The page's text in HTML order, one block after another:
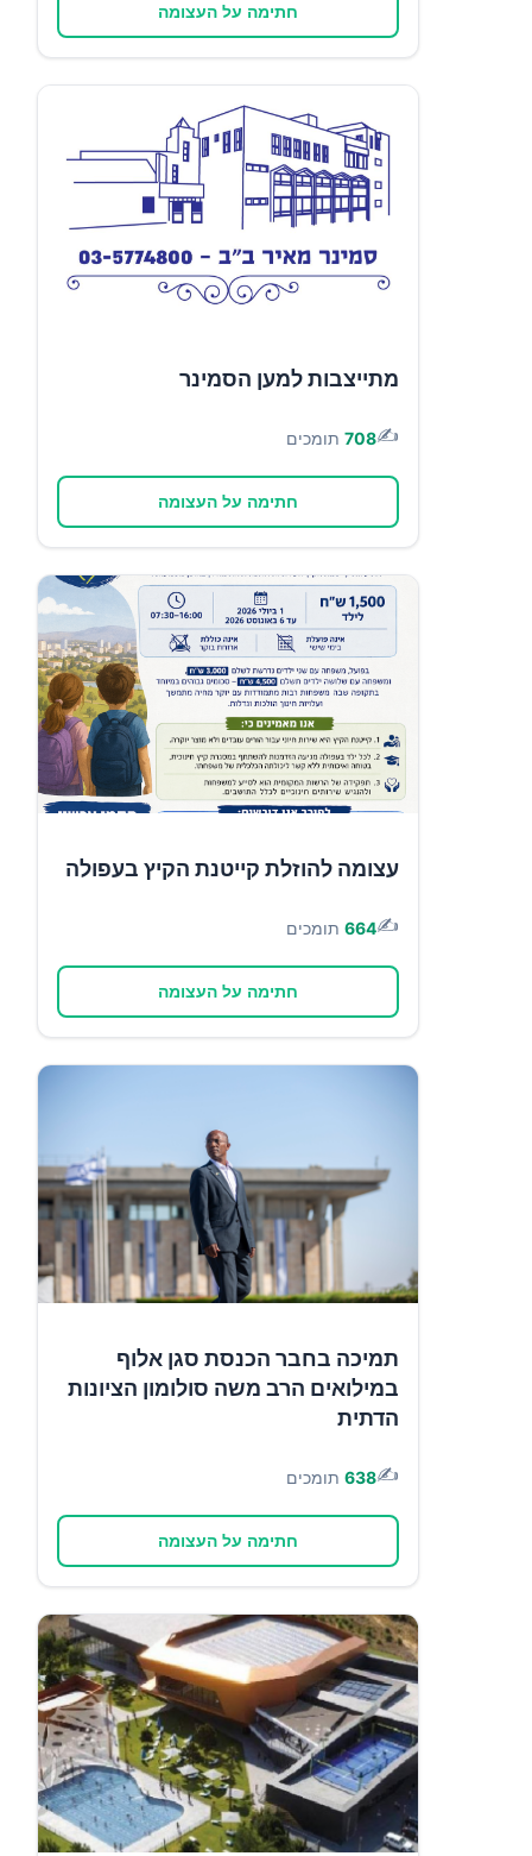
חתימה על העצומה
מתייצבות למען הסמינר
✍️
708 תומכים
חתימה על העצומה
עצומה להוזלת קייטנת הקיץ בעפולה
✍️
664 תומכים
חתימה על העצומה
תמיכה בחבר הכנסת סגן אלוף
במילואים הרב משה סולומון הציונות
הדתית
✍️
638 תומכים
חתימה על העצומה